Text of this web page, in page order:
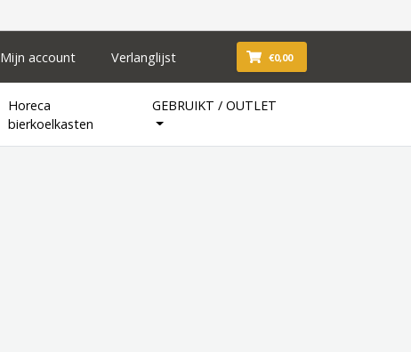
Mijn account Verlanglijst €0,00
Horeca
bierkoelkasten
GEBRUIKT / OUTLET